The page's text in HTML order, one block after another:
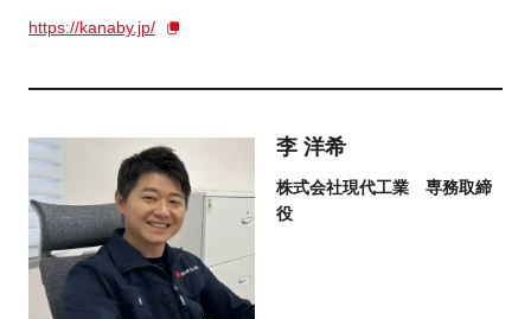
https://kanaby.jp/
李 洋希
株式会社現代工業 専務取締
役